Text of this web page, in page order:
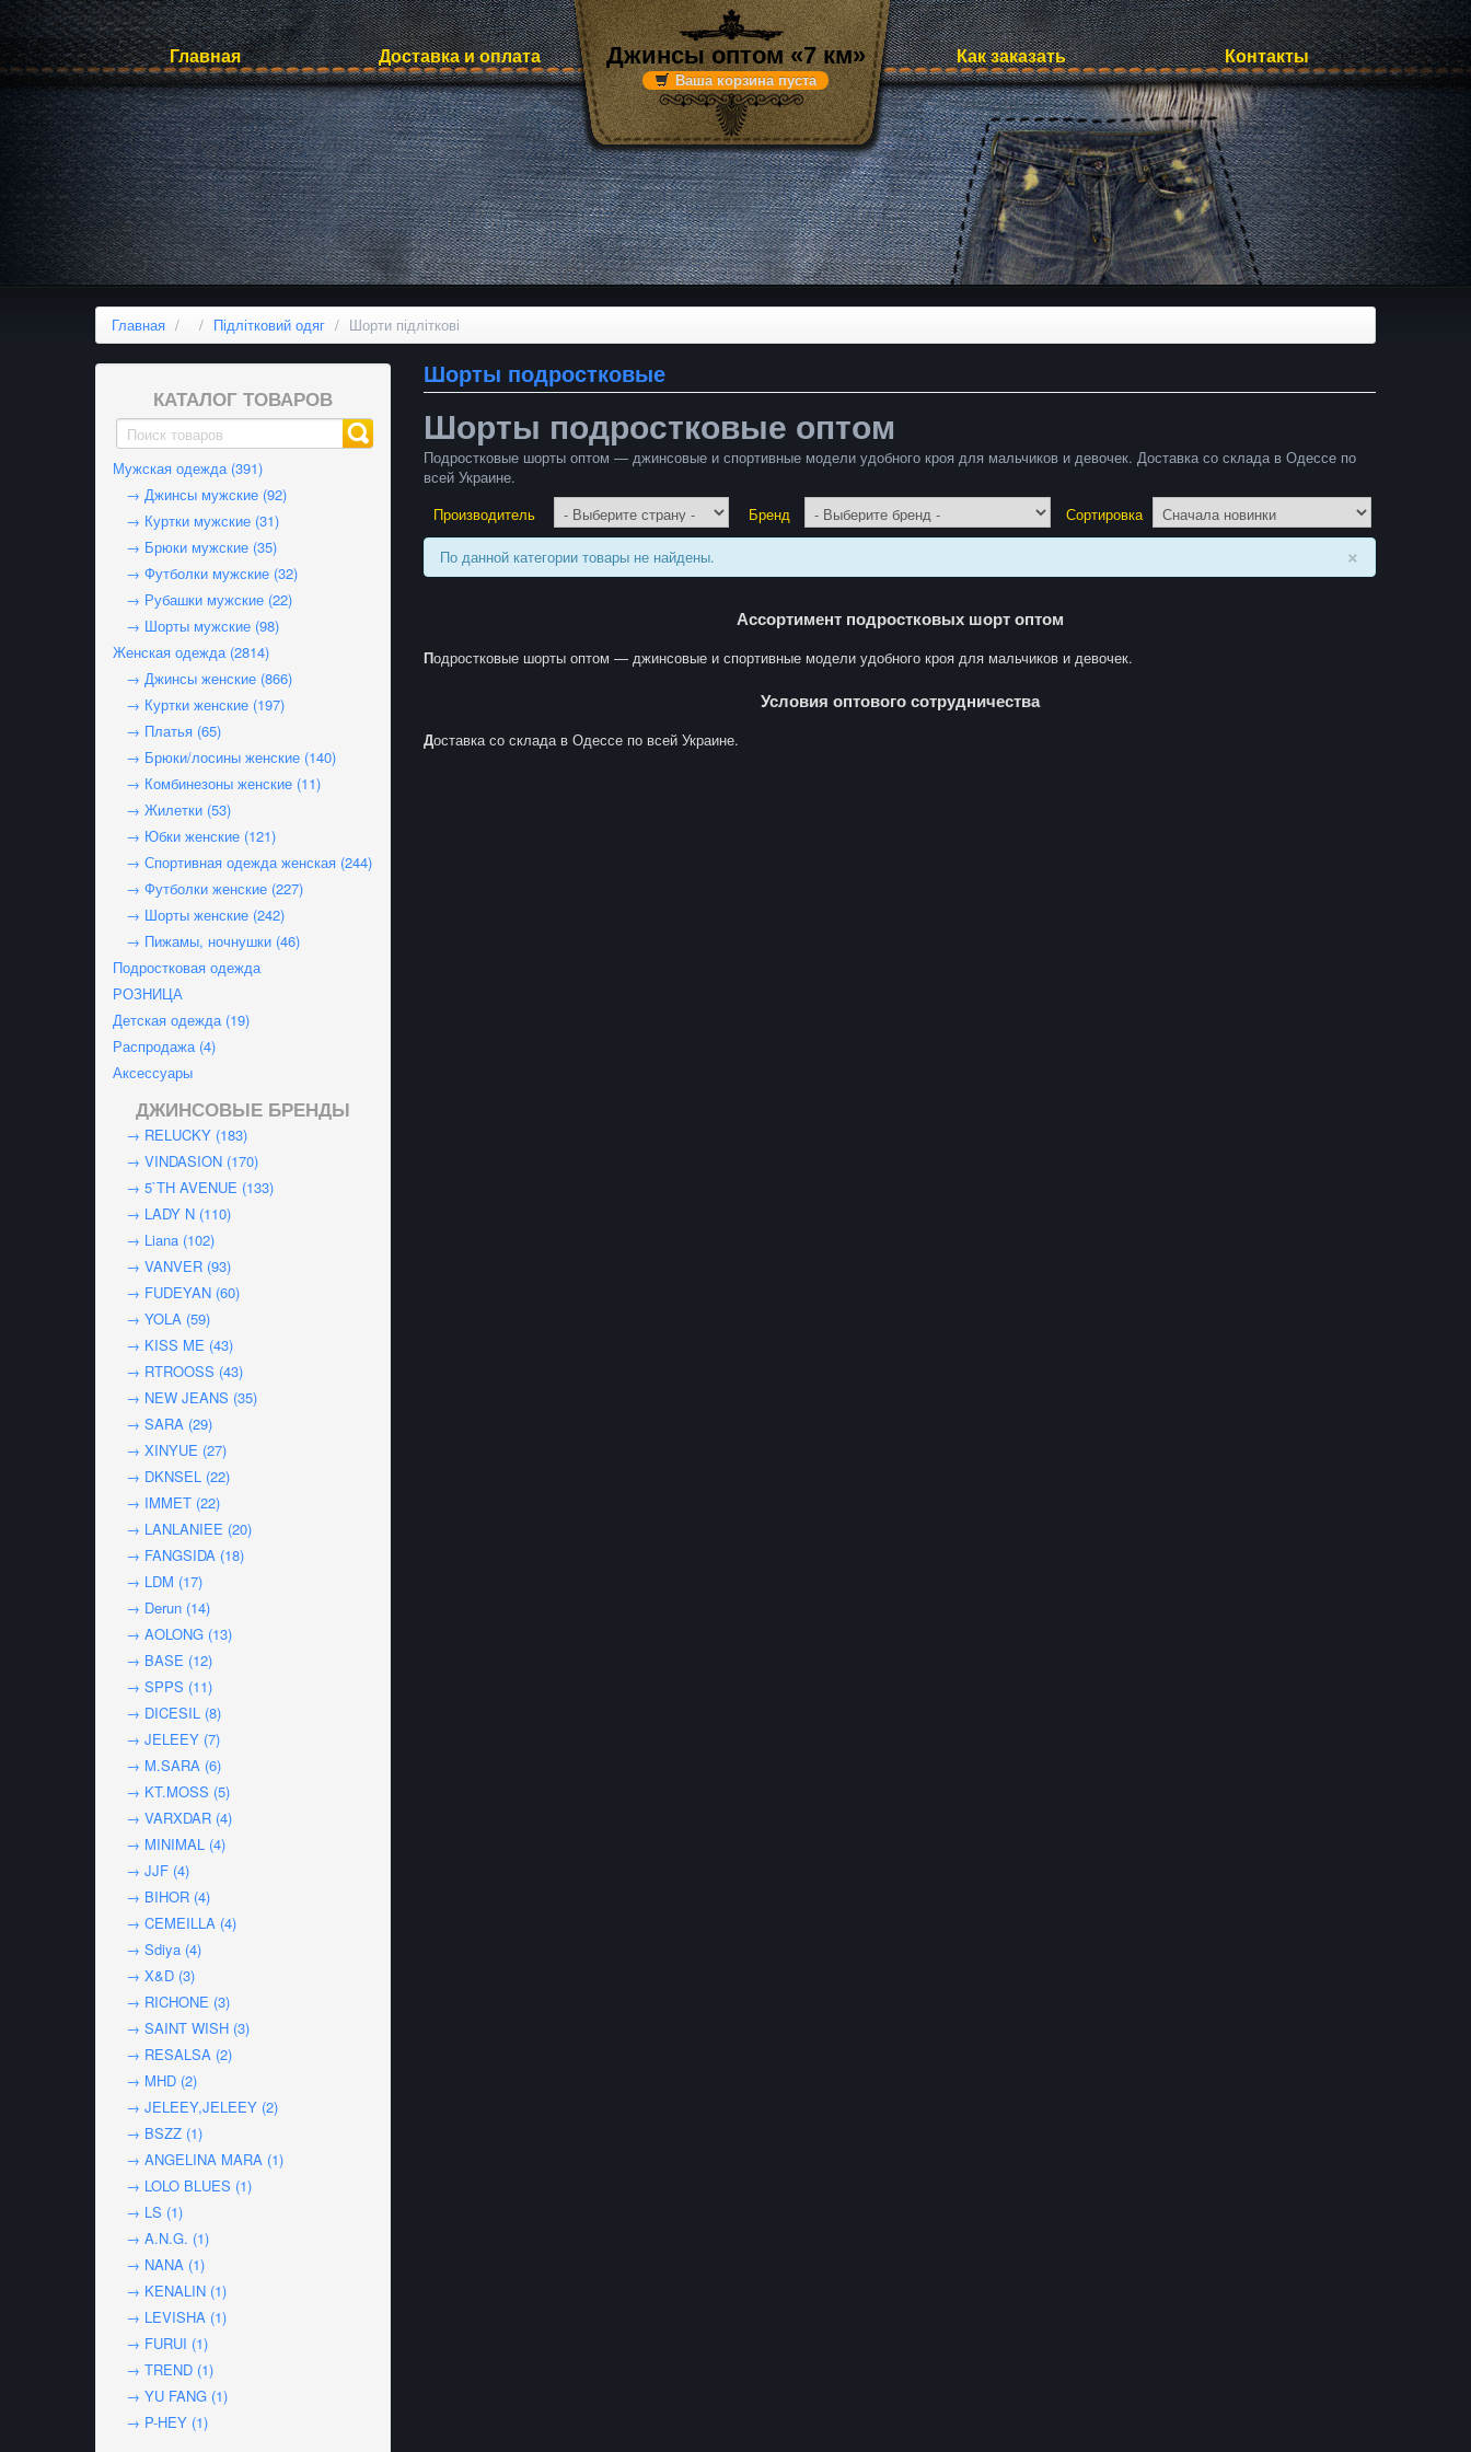
Главная Доставка и оплата Джинсы оптом «7 км»
Ваша корзина пуста
Как заказать Контакты
Главная / / Підлітковий одяг / Шорти підліткові
КАТАЛОГ ТОВАРОВ
Мужская одежда (391)
→ Джинсы мужские (92)
→ Куртки мужские (31)
→ Брюки мужские (35)
→ Футболки мужские (32)
→ Рубашки мужские (22)
→ Шорты мужские (98)
Женская одежда (2814)
→ Джинсы женские (866)
→ Куртки женские (197)
→ Платья (65)
→ Брюки/лосины женские (140)
→ Комбинезоны женские (11)
→ Жилетки (53)
→ Юбки женские (121)
→ Спортивная одежда женская (244)
→ Футболки женские (227)
→ Шорты женские (242)
→ Пижамы, ночнушки (46)
Подростковая одежда
РОЗНИЦА
Детская одежда (19)
Распродажа (4)
Аксессуары
ДЖИНСОВЫЕ БРЕНДЫ
→ RELUCKY (183)
→ VINDASION (170)
→ 5`TH AVENUE (133)
→ LADY N (110)
→ Liana (102)
→ VANVER (93)
→ FUDEYAN (60)
→ YOLA (59)
→ KISS ME (43)
→ RTROOSS (43)
→ NEW JEANS (35)
→ SARA (29)
→ XINYUE (27)
→ DKNSEL (22)
→ IMMET (22)
→ LANLANIEE (20)
→ FANGSIDA (18)
→ LDM (17)
→ Derun (14)
→ AOLONG (13)
→ BASE (12)
→ SPPS (11)
→ DICESIL (8)
→ JELEEY (7)
→ M.SARA (6)
→ KT.MOSS (5)
→ VARXDAR (4)
→ MINIMAL (4)
→ JJF (4)
→ BIHOR (4)
→ CEMEILLA (4)
→ Sdiya (4)
→ X&D (3)
→ RICHONE (3)
→ SAINT WISH (3)
→ RESALSA (2)
→ MHD (2)
→ JELEEY,JELEEY (2)
→ BSZZ (1)
→ ANGELINA MARA (1)
→ LOLO BLUES (1)
→ LS (1)
→ A.N.G. (1)
→ NANA (1)
→ KENALIN (1)
→ LEVISHA (1)
→ FURUI (1)
→ TREND (1)
→ YU FANG (1)
→ P-HEY (1)
Шорты подростковые
Шорты подростковые оптом
Подростковые шорты оптом — джинсовые и спортивные модели удобного кроя для мальчиков и девочек. Доставка со склада в Одессе по
всей Украине.
Производитель
Бренд Сортировка
×
По данной категории товары не найдены.
Ассортимент подростковых шорт оптом
Подростковые шорты оптом — джинсовые и спортивные модели удобного кроя для мальчиков и девочек.
Условия оптового сотрудничества
Доставка со склада в Одессе по всей Украине.